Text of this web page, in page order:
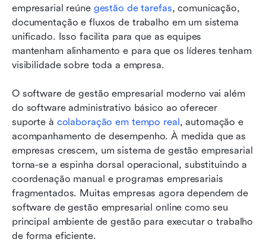
empresarial reúne gestão de tarefas, comunicação,
documentação e fluxos de trabalho em um sistema
unificado. Isso facilita para que as equipes
mantenham alinhamento e para que os líderes tenham
visibilidade sobre toda a empresa.
O software de gestão empresarial moderno vai além
do software administrativo básico ao oferecer
suporte à colaboração em tempo real, automação e
acompanhamento de desempenho. À medida que as
empresas crescem, um sistema de gestão empresarial
torna-se a espinha dorsal operacional, substituindo a
coordenação manual e programas empresariais
fragmentados. Muitas empresas agora dependem de
software de gestão empresarial online como seu
principal ambiente de gestão para executar o trabalho
de forma eficiente.